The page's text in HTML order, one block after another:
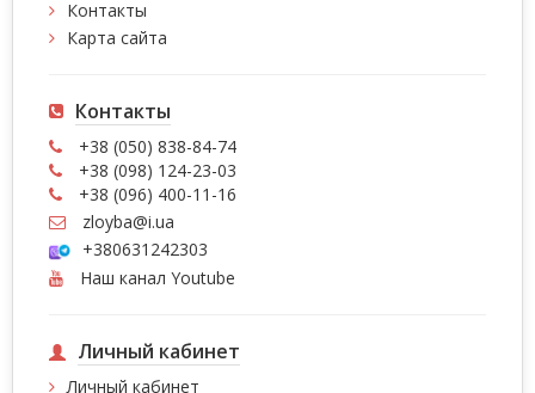
Контакты
Карта сайта
Контакты
+38 (050) 838-84-74
+38 (098) 124-23-03
+38 (096) 400-11-16
zloyba@i.ua
+380631242303
Наш канал Youtube
Личный кабинет
Личный кабинет